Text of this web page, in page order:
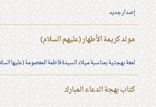
إصدار جديد
مولد كريمة الأطهار (عليهم السلام)
لمعة بهجتية بمناسبة ميلاد السيدة فاطمة المعصومة (عليها
كتاب بهجة الدعاء المبارك